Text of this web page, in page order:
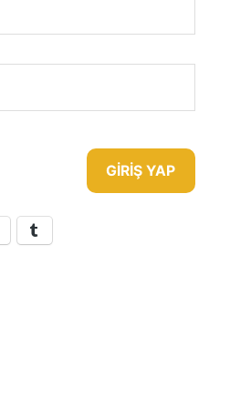
GIRIŞ YAP